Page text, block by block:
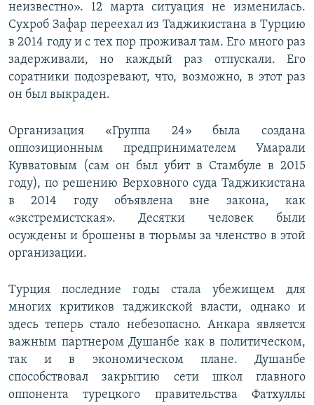
неизвестно». 12 марта ситуация не изменилась.
Сухроб Зафар переехал из Таджикистана в Турцию
в 2014 году и с тех пор проживал там. Его много раз
задерживали, но каждый раз отпускали. Его
соратники подозревают, что, возможно, в этот раз
он был выкраден.
Организация «Группа 24» была создана
оппозиционным предпринимателем Умарали
Кувватовым (сам он был убит в Стамбуле в 2015
году), по решению Верховного суда Таджикистана
в 2014 году объявлена вне закона, как
«экстремистская». Десятки человек были
осуждены и брошены в тюрьмы за членство в этой
организации.
Турция последние годы стала убежищем для
многих критиков таджикской власти, однако и
здесь теперь стало небезопасно. Анкара является
важным партнером Душанбе как в политическом,
так и в экономическом плане. Душанбе
способствовал закрытию сети школ главного
оппонента турецкого правительства Фатхуллы